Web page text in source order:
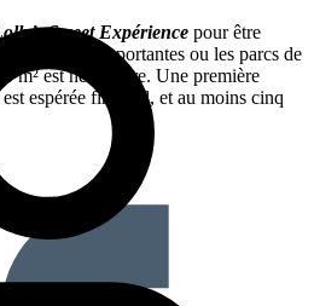
Sweet Expérience pour être
les villes importantes ou les parcs de
m² est nécessaire. Une première
espérée fin avril, et au moins cinq